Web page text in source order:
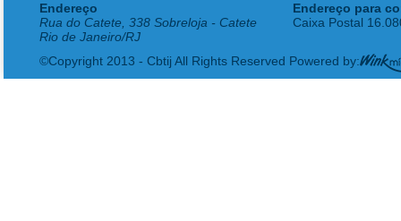
Endereço
Rua do Catete, 338 Sobreloja - Catete
Rio de Janeiro/RJ
Endereço para
Caixa Postal
©Copyright 2013 - Cbtij All Rights Reserved Powered by: